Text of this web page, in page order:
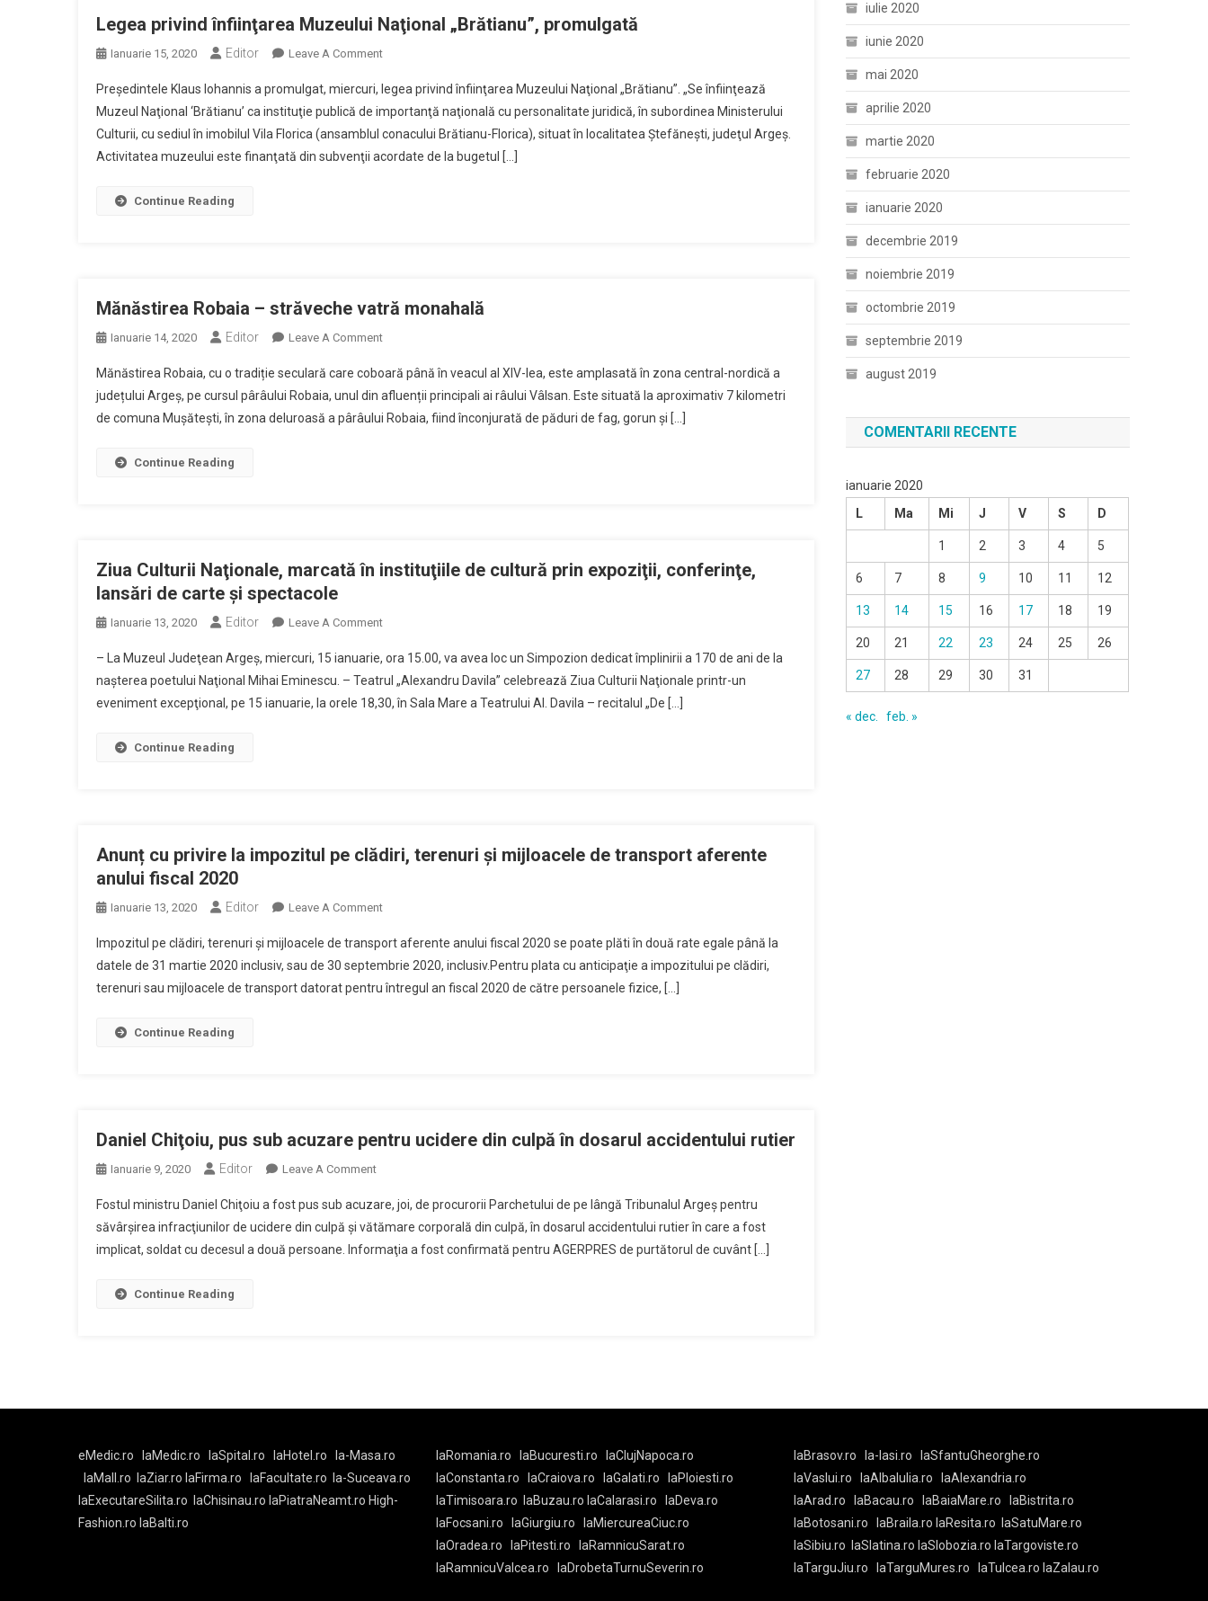
Legea privind înfiinţarea Muzeului Naţional „Brătianu”, promulgată
Ianuarie 15, 2020 Editor Leave A CommentOn
Privind
Înfiinţarea
Muzeului
Naţional
Preşedintele Klaus Iohannis a promulgat, miercuri, legea privind înfiinţarea Muzeului Naţional „Brătianu”. „Se înfiinţează
Muzeul Naţional ‘Brătianu’ ca instituţie publică de importanţă naţională cu personalitate juridică, în subordinea Ministerului
Culturii, cu sediul în imobilul Vila Florica (ansamblul conacului Brătianu-Florica), situat în localitatea Ştefăneşti, judeţul Argeş.
Activitatea muzeului este finanţată din subvenţii acordate de la bugetul […]
Continue Reading
Mănăstirea Robaia – străveche vatră monahală
Ianuarie 14, 2020 Editor Leave A CommentOn
Robaia
–
Străveche
Mănăstirea Robaia, cu o tradiție seculară care coboară până în veacul al XIV-lea, este amplasată în zona central-nordică a
județului Argeș, pe cursul pârâului Robaia, unul din afluenții principali ai râului Vâlsan. Este situată la aproximativ 7 kilometri
de comuna Mușătești, în zona deluroasă a pârâului Robaia, fiind înconjurată de păduri de fag, gorun și […]
Continue Reading
Ziua Culturii Naţionale, marcată în instituţiile de cultură prin expoziţii, conferinţe,
lansări de carte şi spectacole
Ianuarie 13, 2020 Editor Leave A CommentOn
Culturii
Naţionale,
Marcată
Conferinţe,
Carte
– La Muzeul Judeţean Argeş, miercuri, 15 ianuarie, ora 15.00, va avea loc un Simpozion dedicat împlinirii a 170 de ani de la
naşterea poetului Naţional Mihai Eminescu. – Teatrul „Alexandru Davila” celebrează Ziua Culturii Naţionale printr-un
eveniment excepţional, pe 15 ianuarie, la orele 18,30, în Sala Mare a Teatrului Al. Davila – recitalul „De […]
Continue Reading
Anunț cu privire la impozitul pe clădiri, terenuri şi mijloacele de transport aferente
anului fiscal 2020
Ianuarie 13, 2020 Editor Leave A CommentOn
Cu
Privire
La
De
Anului
Impozitul pe clădiri, terenuri şi mijloacele de transport aferente anului fiscal 2020 se poate plăti în două rate egale până la
datele de 31 martie 2020 inclusiv, sau de 30 septembrie 2020, inclusiv.Pentru plata cu anticipaţie a impozitului pe clădiri,
terenuri sau mijloacele de transport datorat pentru întregul an fiscal 2020 de către persoanele fizice, […]
Continue Reading
Daniel Chiţoiu, pus sub acuzare pentru ucidere din culpă în dosarul accidentului rutier
Ianuarie 9, 2020 Editor Leave A CommentOn
Chiţoiu,
Pus
Sub
Fostul ministru Daniel Chiţoiu a fost pus sub acuzare, joi, de procurorii Parchetului de pe lângă Tribunalul Argeş pentru
săvârşirea infracţiunilor de ucidere din culpă şi vătămare corporală din culpă, în dosarul accidentului rutier în care a fost
implicat, soldat cu decesul a două persoane. Informaţia a fost confirmată pentru AGERPRES de purtătorul de cuvânt […]
Continue Reading
iulie 2020
iunie 2020
mai 2020
aprilie 2020
martie 2020
februarie 2020
ianuarie 2020
decembrie 2019
noiembrie 2019
octombrie 2019
septembrie 2019
august 2019
COMENTARII RECENTE
ianuarie 2020
L
Ma Mi J V S D
1 2 3 4 5
6 7 8 9 10 11 12
13 14 15 16 17 18 19
20 21 22 23 24 25 26
27 28 29 30 31
« dec. feb. »
eMedic.ro laMedic.ro laSpital.ro laHotel.ro
la-Masa.ro
laMall.ro
laZiar.ro laFirma.ro laFacultate.ro
la-Suceava.ro
laExecutareSilita.ro
laChisinau.ro laPiatraNeamt.ro High-
Fashion.ro laBalti.ro
laRomania.ro laBucuresti.ro
laClujNapoca.ro
laConstanta.ro
laCraiova.ro laGalati.ro
laPloiesti.ro
laTimisoara.ro
laBuzau.ro laCalarasi.ro
laDeva.ro
laFocsani.ro
laGiurgiu.ro
laMiercureaCiuc.ro
laOradea.ro
laPitesti.ro
laRamnicuSarat.ro
laRamnicuValcea.ro
laDrobetaTurnuSeverin.ro
laBrasov.ro la-Iasi.ro
laSfantuGheorghe.ro
laVaslui.ro
laAlbaIulia.ro
laAlexandria.ro
laArad.ro
laBacau.ro laBaiaMare.ro
laBistrita.ro
laBotosani.ro
laBraila.ro laResita.ro
laSatuMare.ro
laSibiu.ro
laSlatina.ro laSlobozia.ro laTargoviste.ro
laTarguJiu.ro
laTarguMures.ro laTulcea.ro laZalau.ro